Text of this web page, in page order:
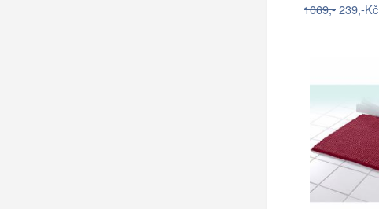
1069,-239,-Kč